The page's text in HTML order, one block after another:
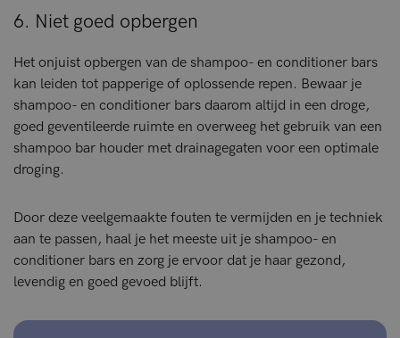
6. Niet goed opbergen
Het onjuist opbergen van de shampoo- en conditioner bars
kan leiden tot papperige of oplossende repen. Bewaar je
shampoo- en conditioner bars daarom altijd in een droge,
goed geventileerde ruimte en overweeg het gebruik van een
shampoo bar houder met drainagegaten voor een optimale
droging.
Door deze veelgemaakte fouten te vermijden en je techniek
aan te passen, haal je het meeste uit je shampoo- en
conditioner bars en zorg je ervoor dat je haar gezond,
levendig en goed gevoed blijft.